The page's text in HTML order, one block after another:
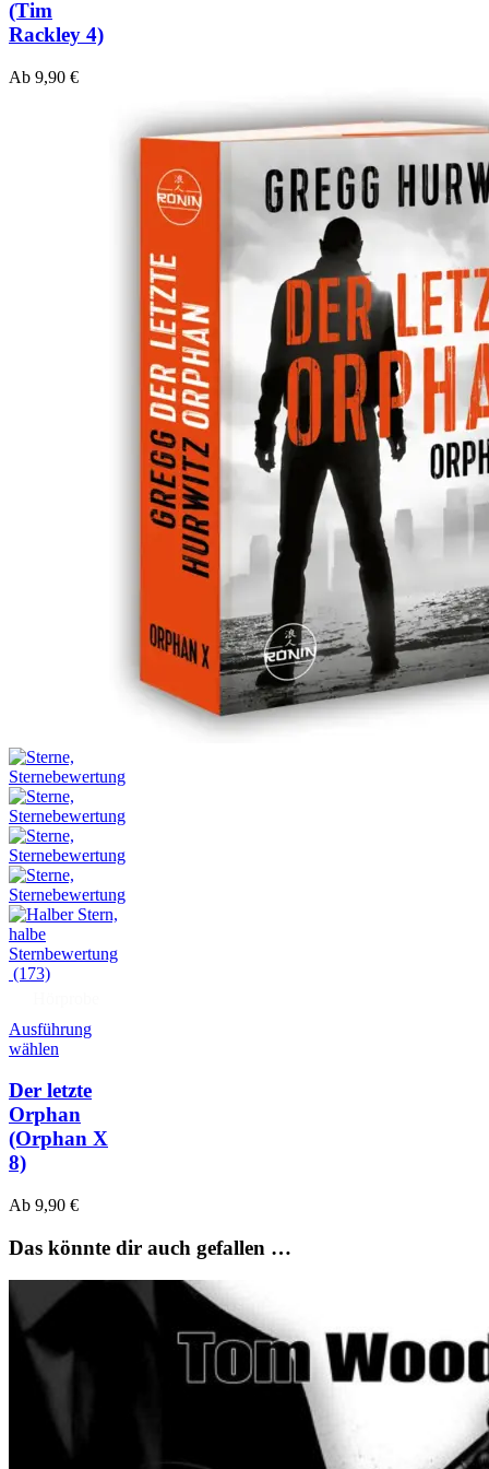
(Tim
Rackley 4)
Ab 9,90 €
(173)
Ausführung
wählen
Der letzte
Orphan
(Orphan X
8)
Ab 9,90 €
Das könnte dir auch gefallen …